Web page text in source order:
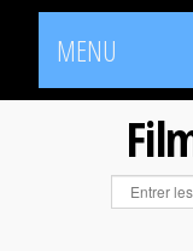
MENU